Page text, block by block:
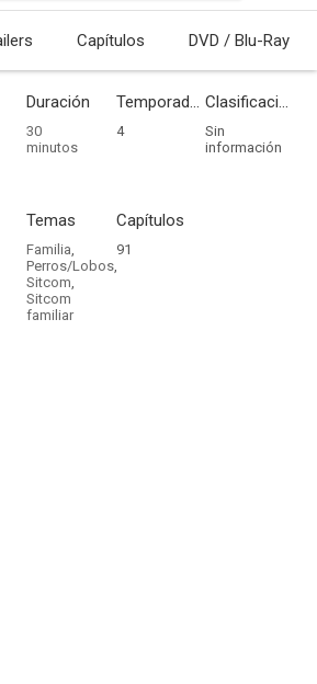
Capítulos DVD / Blu-Ray
Duración
30
minutos
Temporadas
4
Clasificación por edades
Sin
información
Temas
Familia,
Perros/Lobos,
Sitcom,
Sitcom
familiar
Capítulos
91